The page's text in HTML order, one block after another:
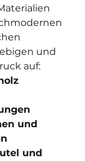
und
auf:
und
und